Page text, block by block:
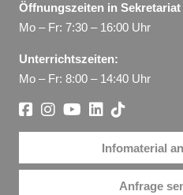
Öffnungszeiten in
Mo – Fr: 7:30 – 16:00 Uhr
Unterrichtszeiten:
Mo – Fr: 8:00 – 14:40 Uhr
Infomaterial
Anfrage